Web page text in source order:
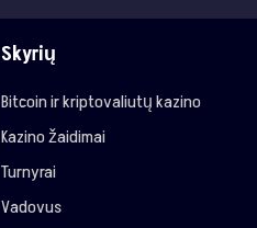
Skyrių
Bitcoin ir kriptovaliutų kazino
Kazino žaidimai
Turnyrai
Vadovus